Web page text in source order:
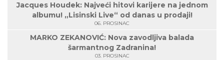
Jacques Houdek: Najveći hitovi karijere na jednom
albumu! „Lisinski Live“ od danas u prodaji!
06. PROSINAC
MARKO ZEKANOVIĆ: Nova zavodljiva balada
šarmantnog Zadranina!
03. PROSINAC